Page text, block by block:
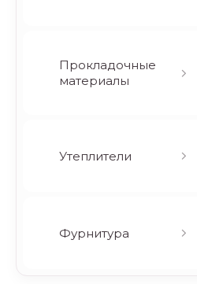
Прокладочные
материалы
Утеплители
Фурнитура